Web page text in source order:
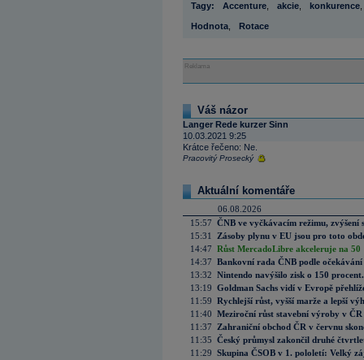
Tagy: Accenture akcie konkurence
Hodnota Rotace
Reklama
Váš názor
Langer Rede kurzer Sinn
10.03.2021 9:25
Krátce řečeno: Ne.
Pracovitý Prosecký
Aktuální komentáře
06.08.2026
15:57 ČNB ve vyčkávacím režimu, zvýšení
15:31
Zásoby plynu v EU jsou pro toto
14:47 Růst MercadoLibre akceleruje na
14:37 Bankovní rada ČNB podle
13:32 Nintendo navýšilo zisk o 150
13:19 Goldman Sachs vidí v Evropě
11:59 Rychlejší růst, vyšší marže a lepší
11:40 Meziroční růst stavební výroby v
11:37
Zahraniční obchod ČR v červnu
11:35 Český průmysl zakončil druhé
11:29 Skupina ČSOB v 1. pololetí: Velký